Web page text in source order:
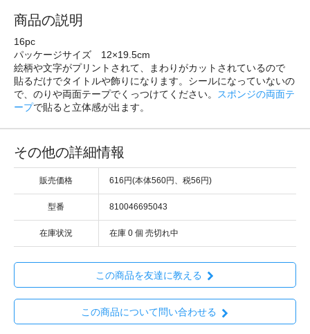
商品の説明
16pc
パッケージサイズ 12×19.5cm
絵柄や文字がプリントされて、まわりがカットされているので
貼るだけでタイトルや飾りになります。シールになっていないの
で、のりや両面テープでくっつけてください。
スポンジの両面テ
ープで貼ると立体感が出ます。
その他の詳細情報
販売価格 616円(本体560円、税56円)
型番 810046695043
在庫状況 在庫 0 個 売切れ中
この商品を友達に教える
この商品について問い合わせる